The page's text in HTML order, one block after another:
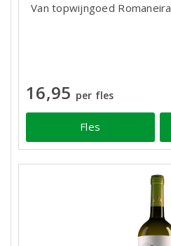
Van topwijngoed Romaneira
16,95 per fles
Fles